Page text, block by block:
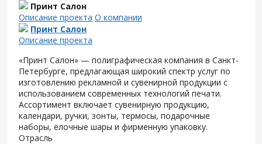
Принт Салон
Описание проекта О компании
Принт Салон
Описание проекта
«Принт Салон» — полиграфическая компания в Санкт-
Петербурге, предлагающая широкий спектр услуг по
изготовлению рекламной и сувенирной продукции с
использованием современных технологий печати.
Ассортимент включает сувенирную продукцию,
календари, ручки, зонты, термосы, подарочные
наборы, ёлочные шары и фирменную упаковку.
Отрасль